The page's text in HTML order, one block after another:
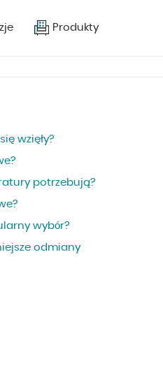
Produkty
wzięły?
potrzebują?
wybór?
odmiany